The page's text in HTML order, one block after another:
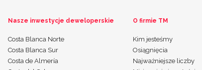
Nasze inwestycje deweloperskie
Costa Blanca Norte
Costa Blanca Sur
Costa de Almería
O firmie TM
Kim jesteśmy
Osiągnięcia
Najważniejsze liczby